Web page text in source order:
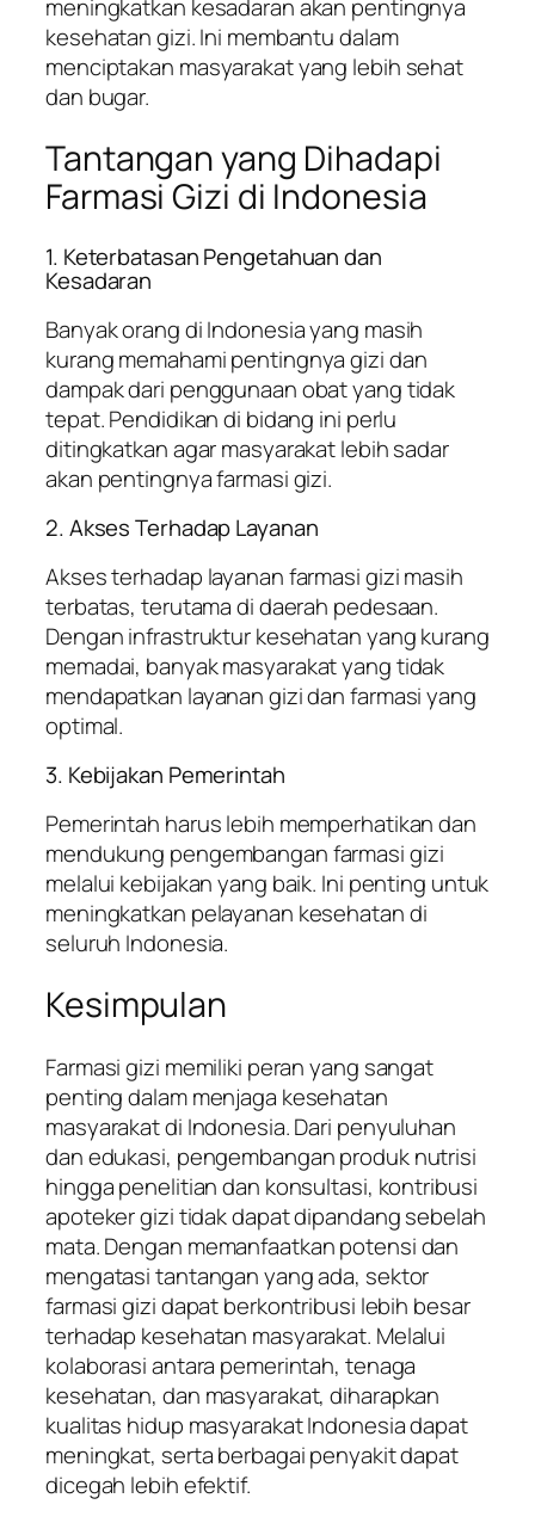
meningkatkan kesadaran akan pentingnya
kesehatan gizi. Ini membantu dalam
menciptakan masyarakat yang lebih sehat
dan bugar.
Tantangan yang Dihadapi
Farmasi Gizi di Indonesia
1. Keterbatasan Pengetahuan dan
Kesadaran
Banyak orang di Indonesia yang masih
kurang memahami pentingnya gizi dan
dampak dari penggunaan obat yang tidak
tepat. Pendidikan di bidang ini perlu
ditingkatkan agar masyarakat lebih sadar
akan pentingnya farmasi gizi.
2. Akses Terhadap Layanan
Akses terhadap layanan farmasi gizi masih
terbatas, terutama di daerah pedesaan.
Dengan infrastruktur kesehatan yang kurang
memadai, banyak masyarakat yang tidak
mendapatkan layanan gizi dan farmasi yang
optimal.
3. Kebijakan Pemerintah
Pemerintah harus lebih memperhatikan dan
mendukung pengembangan farmasi gizi
melalui kebijakan yang baik. Ini penting untuk
meningkatkan pelayanan kesehatan di
seluruh Indonesia.
Kesimpulan
Farmasi gizi memiliki peran yang sangat
penting dalam menjaga kesehatan
masyarakat di Indonesia. Dari penyuluhan
dan edukasi, pengembangan produk nutrisi
hingga penelitian dan konsultasi, kontribusi
apoteker gizi tidak dapat dipandang sebelah
mata. Dengan memanfaatkan potensi dan
mengatasi tantangan yang ada, sektor
farmasi gizi dapat berkontribusi lebih besar
terhadap kesehatan masyarakat. Melalui
kolaborasi antara pemerintah, tenaga
kesehatan, dan masyarakat, diharapkan
kualitas hidup masyarakat Indonesia dapat
meningkat, serta berbagai penyakit dapat
dicegah lebih efektif.